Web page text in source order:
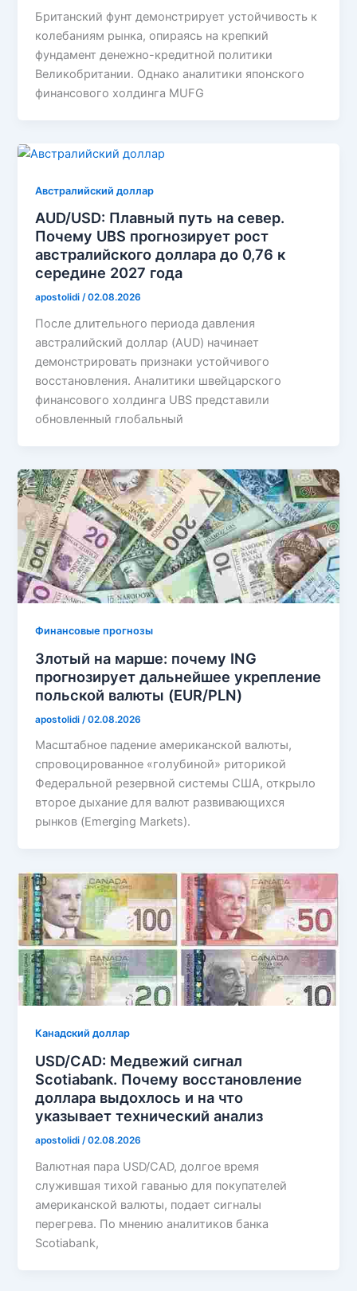
Британский фунт демонстрирует устойчивость к
колебаниям рынка, опираясь на крепкий
фундамент денежно-кредитной политики
Великобритании. Однако аналитики японского
финансового холдинга MUFG
Австралийский доллар
AUD/USD: Плавный путь на север.
Почему UBS прогнозирует рост
австралийского доллара до 0,76 к
середине 2027 года
apostolidi/02.08.2026
После длительного периода давления
австралийский доллар (AUD) начинает
демонстрировать признаки устойчивого
восстановления. Аналитики швейцарского
финансового холдинга UBS представили
обновленный глобальный
Финансовые прогнозы
Злотый на марше: почему ING
прогнозирует дальнейшее укрепление
польской валюты (EUR/PLN)
apostolidi /02.08.2026
Масштабное падение американской валюты,
спровоцированное «голубиной» риторикой
Федеральной резервной системы США, открыло
второе дыхание для валют развивающихся
рынков (Emerging Markets).
Канадский доллар
USD/CAD: Медвежий сигнал
Scotiabank. Почему восстановление
доллара выдохлось и на что
указывает технический анализ
apostolidi/02.08.2026
Валютная пара USD/CAD, долгое время
служившая тихой гаванью для покупателей
американской валюты, подает сигналы
перегрева. По мнению аналитиков банка
Scotiabank,